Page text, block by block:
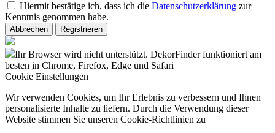
Hiermit bestätige ich, dass ich die Datenschutzerklärung zur
Kenntnis genommen habe.
Abbrechen Registrieren
Ihr Browser wird nicht unterstützt. DekorFinder funktioniert am
besten in Chrome, Firefox, Edge und Safari
Cookie Einstellungen
Wir verwenden Cookies, um Ihr Erlebnis zu verbessern und Ihnen
personalisierte Inhalte zu liefern. Durch die Verwendung dieser
Website stimmen Sie unseren Cookie-Richtlinien zu